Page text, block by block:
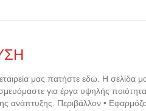
εταιρεία μας πατήστε εδώ. Η
για έργα υψηλής
ανάπτυξης. Περιβάλλον •